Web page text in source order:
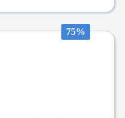
75%